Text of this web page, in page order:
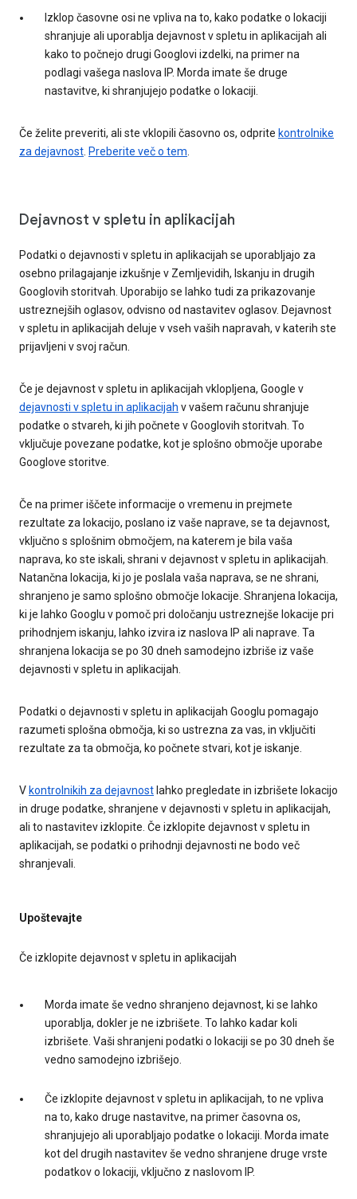
Izklop časovne osi ne vpliva na to, kako podatke o lokaciji
shranjuje ali uporablja dejavnost v spletu in aplikacijah ali
kako to počnejo drugi Googlovi izdelki, na primer na
podlagi vašega naslova IP. Morda imate še druge
nastavitve, ki shranjujejo podatke o lokaciji.
Če želite preveriti, ali ste vklopili časovno os, odprite kontrolnike
za dejavnost. Preberite več o tem.
Dejavnost v spletu in aplikacijah
Podatki o dejavnosti v spletu in aplikacijah se uporabljajo za
osebno prilagajanje izkušnje v Zemljevidih, Iskanju in drugih
Googlovih storitvah. Uporabijo se lahko tudi za prikazovanje
ustreznejših oglasov, odvisno od nastavitev oglasov. Dejavnost
v spletu in aplikacijah deluje v vseh vaših napravah, v katerih ste
prijavljeni v svoj račun.
Če je dejavnost v spletu in aplikacijah vklopljena, Google v
dejavnosti v spletu in aplikacijah v vašem računu shranjuje
podatke o stvareh, ki jih počnete v Googlovih storitvah. To
vključuje povezane podatke, kot je splošno območje uporabe
Googlove storitve.
Če na primer iščete informacije o vremenu in prejmete
rezultate za lokacijo, poslano iz vaše naprave, se ta dejavnost,
vključno s splošnim območjem, na katerem je bila vaša
naprava, ko ste iskali, shrani v dejavnost v spletu in aplikacijah.
Natančna lokacija, ki jo je poslala vaša naprava, se ne shrani,
shranjeno je samo splošno območje lokacije. Shranjena lokacija,
ki je lahko Googlu v pomoč pri določanju ustreznejše lokacije pri
prihodnjem iskanju, lahko izvira iz naslova IP ali naprave. Ta
shranjena lokacija se po 30 dneh samodejno izbriše iz vaše
dejavnosti v spletu in aplikacijah.
Podatki o dejavnosti v spletu in aplikacijah Googlu pomagajo
razumeti splošna območja, ki so ustrezna za vas, in vključiti
rezultate za ta območja, ko počnete stvari, kot je iskanje.
V kontrolnikih za dejavnost lahko pregledate in izbrišete lokacijo
in druge podatke, shranjene v dejavnosti v spletu in aplikacijah,
ali to nastavitev izklopite. Če izklopite dejavnost v spletu in
aplikacijah, se podatki o prihodnji dejavnosti ne bodo več
shranjevali.
Upoštevajte
Če izklopite dejavnost v spletu in aplikacijah
Morda imate še vedno shranjeno dejavnost, ki se lahko
uporablja, dokler je ne izbrišete. To lahko kadar koli
izbrišete. Vaši shranjeni podatki o lokaciji se po 30 dneh še
vedno samodejno izbrišejo.
Če izklopite dejavnost v spletu in aplikacijah, to ne vpliva
na to, kako druge nastavitve, na primer časovna os,
shranjujejo ali uporabljajo podatke o lokaciji. Morda imate
kot del drugih nastavitev še vedno shranjene druge vrste
podatkov o lokaciji, vključno z naslovom IP.